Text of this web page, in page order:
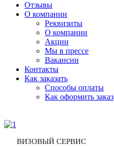
Отзывы
О компании
Реквизиты
О компании
Акции
Мы в прессе
Вакансии
Контакты
Как заказать
Способы оплаты
Как оформить заказ
ВИЗОВЫЙ СЕРВИС